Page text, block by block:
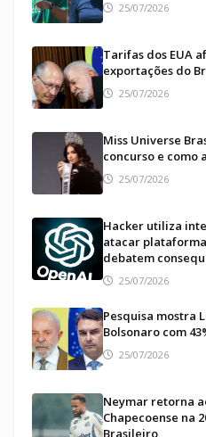
25/07/2026
Tarifas dos EUA
exportações do
25/07/2026
Miss Universe
concurso e como
25/07/2026
Hacker utiliza
atacar
debatem
25/07/2026
Pesquisa mostra
Bolsonaro com
25/07/2026
Neymar retorna
Chapecoense na
Brasileiro